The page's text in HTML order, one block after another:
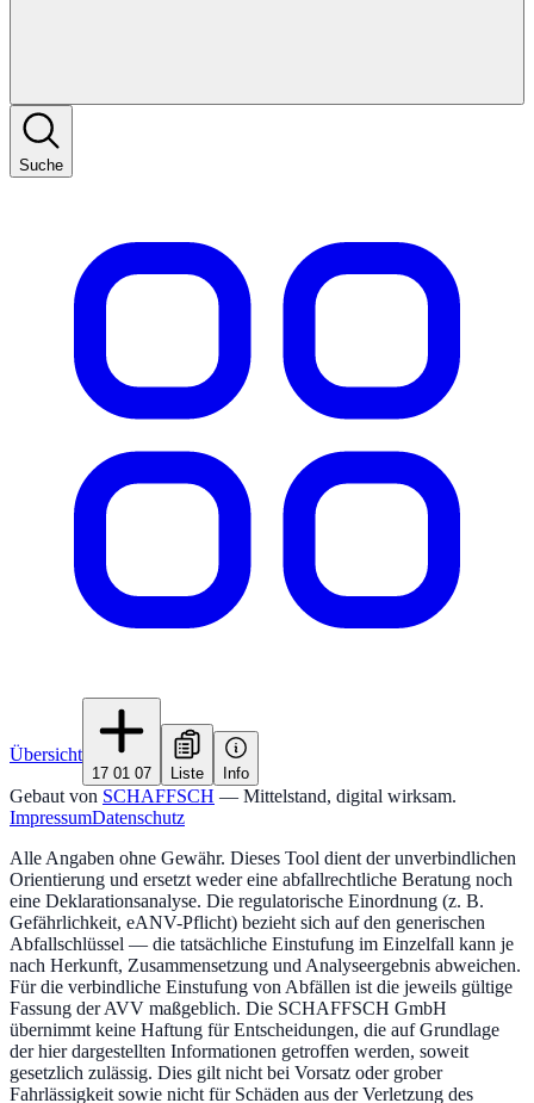
Suche
Übersicht
17 01 07 Liste Info
Gebaut von SCHAFFSCH — Mittelstand, digital wirksam.
ImpressumDatenschutz
Alle Angaben ohne Gewähr. Dieses Tool dient der unverbindlichen
Orientierung und ersetzt weder eine abfallrechtliche Beratung noch
eine Deklarationsanalyse. Die regulatorische Einordnung (z. B.
Gefährlichkeit, eANV-Pflicht) bezieht sich auf den generischen
Abfallschlüssel — die tatsächliche Einstufung im Einzelfall kann je
nach Herkunft, Zusammensetzung und Analyseergebnis abweichen.
Für die verbindliche Einstufung von Abfällen ist die jeweils gültige
Fassung der AVV maßgeblich. Die SCHAFFSCH GmbH
übernimmt keine Haftung für Entscheidungen, die auf Grundlage
der hier dargestellten Informationen getroffen werden, soweit
gesetzlich zulässig. Dies gilt nicht bei Vorsatz oder grober
Fahrlässigkeit sowie nicht für Schäden aus der Verletzung des